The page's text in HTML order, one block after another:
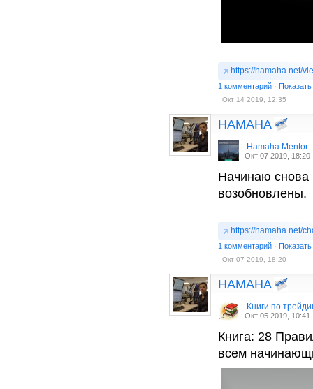
https://hamaha.net/
1 комментарий ·
Окт 14 2019, 12:35
HAMAHA
Hamaha Mentor
Окт 07 2019, 18:20
Начинаю снова
возобновлены.
https://hamaha.net/
1 комментарий ·
Окт 07 2019, 18:20
HAMAHA
Книги по
Окт 05 2019, 10:41
Книга: 28
всем